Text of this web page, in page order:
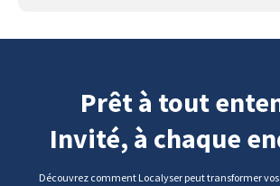
Prêt à tout
Invité, à chaque
Découvrez comment Localyser peut transformer